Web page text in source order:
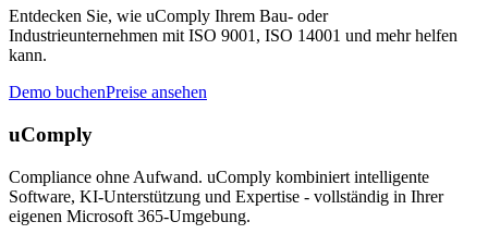
Entdecken Sie, wie uComply Ihrem Bau- oder
Industrieunternehmen mit ISO 9001, ISO 14001 und mehr helfen
kann.
Demo buchenPreise ansehen
uComply
Compliance ohne Aufwand. uComply kombiniert intelligente
Software, KI-Unterstützung und Expertise - vollständig in Ihrer
eigenen Microsoft 365-Umgebung.